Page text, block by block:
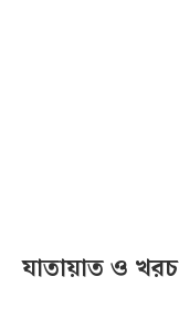
যাতায়াত ও খরচ